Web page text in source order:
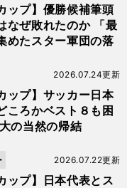
ップ】優勝候補筆頭
なぜ敗れたのか 「最
めたスター軍団の落
ップ】サッカー日本
ころかベスト８も困
の当然の帰結
2026.07.24更新
ップ】日本代表とス
2026.07.22更新